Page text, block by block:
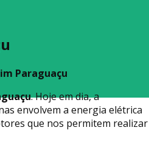
Paraguaçu
. Hoje em dia, a
envolvem a energia elétrica
que nos permitem realizar